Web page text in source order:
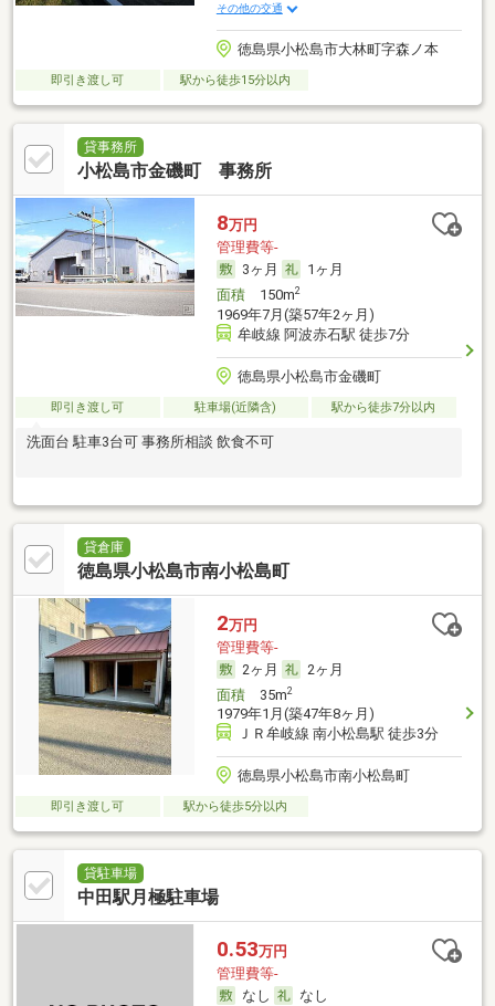
その他の交通
徳島県小松島市大林町字森ノ本
即引き渡し可 駅から徒歩15分以内
貸事務所
小松島市金磯町 事務所
8万円
管理費等-
3ヶ月
1ヶ月
面積150m2
1969年7月(築57年2ヶ月)
牟岐線 阿波赤石駅 徒歩7分
徳島県小松島市金磯町
即引き渡し可 駐車場(近隣含) 駅から徒歩7分以内
洗面台 駐車3台可 事務所相談 飲食不可
貸倉庫
徳島県小松島市南小松島町
2万円
管理費等-
2ヶ月
2ヶ月
面積35m2
1979年1月(築47年8ヶ月)
ＪＲ牟岐線 南小松島駅 徒歩3分
徳島県小松島市南小松島町
即引き渡し可 駅から徒歩5分以内
貸駐車場
中田駅月極駐車場
0.53万円
管理費等-
なし
なし